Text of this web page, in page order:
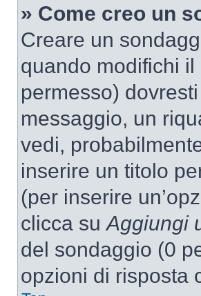
» Come creo un
Creare un
quando modifichi
permesso)
messaggio, un
vedi,
inserire un titolo
(per inserire
clicca suAggiungi
del sondaggio (0
opzioni di risposta